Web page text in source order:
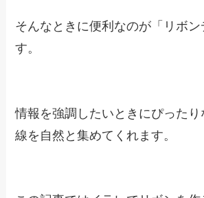
そんなときに便利なのが「リボ
す。
情報を強調したいときにぴったり
線を自然と集めてくれます。